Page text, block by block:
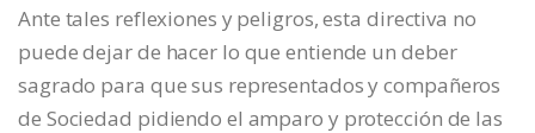
Ante tales reflexiones y peligros, esta directiva no
puede dejar de hacer lo que entiende un deber
sagrado para que sus representados y compañeros
de Sociedad pidiendo el amparo y protección de las